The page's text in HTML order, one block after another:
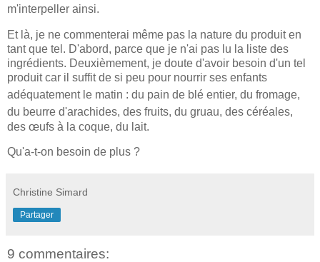
m'interpeller ainsi.
Et là, je ne commenterai même pas la nature du produit en
tant que tel. D'abord, parce que je n'ai pas lu la liste des
ingrédients. Deuxièmement, je doute d'avoir besoin d'un tel
produit car il suffit de si peu pour nourrir ses enfants
adéquatement le matin : du pain de blé entier, du fromage,
du beurre d'arachides, des fruits, du gruau, des céréales,
des œufs à la coque, du lait.
Qu'a-t-on besoin de plus ?
Christine Simard
Partager
9 commentaires: